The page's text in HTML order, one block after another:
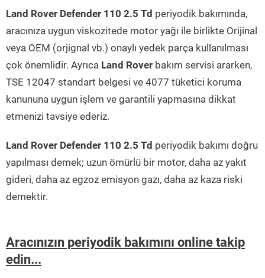
Land Rover Defender 110 2.5 Td periyodik bakımında,
aracınıza uygun viskozitede motor yağı ile birlikte Orijinal
veya OEM (orjignal vb.) onaylı yedek parça kullanılması
çok önemlidir. Ayrıca Land Rover bakım servisi ararken,
TSE 12047 standart belgesi ve 4077 tüketici koruma
kanununa uygun işlem ve garantili yapmasına dikkat
etmenizi tavsiye ederiz.
Land Rover Defender 110 2.5 Td periyodik bakımı doğru
yapılması demek; uzun ömürlü bir motor, daha az yakıt
gideri, daha az egzoz emisyon gazı, daha az kaza riski
demektir.
Aracınızın periyodik bakımını online takip
edin...